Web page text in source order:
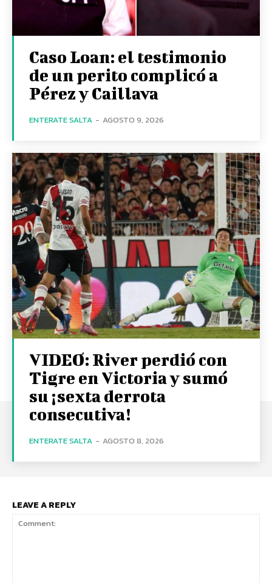
Caso Loan: el testimonio
de un perito complicó a
Pérez y Caillava
ENTERATE SALTA - AGOSTO 9, 2026
VIDEO: River perdió con
Tigre en Victoria y sumó
su ¡sexta derrota
consecutiva!
ENTERATE SALTA - AGOSTO 8, 2026
LEAVE A REPLY